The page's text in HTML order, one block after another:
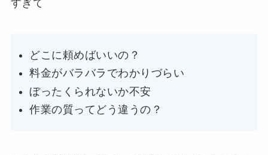
すぎて
どこに頼めばいいの？
料金がバラバラでわかりづらい
ぼったくられないか不安
作業の質ってどう違うの？